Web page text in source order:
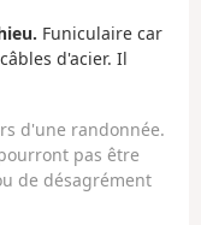
Funiculaire car
d'acier. Il
d'une randonnée.
pas être
de désagrément